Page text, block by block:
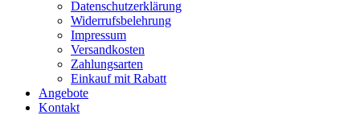
Datenschutzerklärung
Widerrufsbelehrung
Impressum
Versandkosten
Zahlungsarten
Einkauf mit Rabatt
Angebote
Kontakt